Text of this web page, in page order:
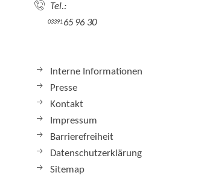
Tel.:
0339165 96 30
Interne Informationen
Presse
Kontakt
Impressum
Barrierefreiheit
Datenschutzerklärung
Sitemap